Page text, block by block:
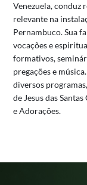
Venezuela, conduz
relevante na
Pernambuco.Sua
vocações e
formativos,
pregações e música.
diversos
de Jesus das
e Adorações.